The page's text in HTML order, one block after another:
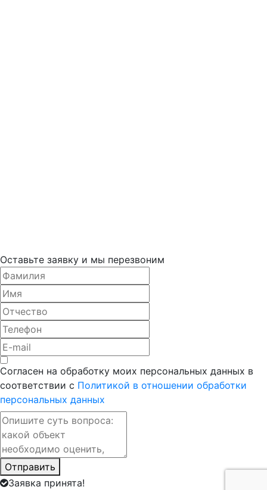
Оставьте заявку и мы перезвоним
Согласен на обработку моих персональных данных в
соответствии с Политикой в отношении обработки
персональных данных
Отправить
Заявка принята!